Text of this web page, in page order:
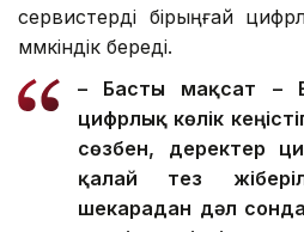
сервистерді бірыңғай
мүмкіндік береді.
– Басты мақсат –
цифрлық көлік
сөзбен, деректер
қалай тез
шекарадан дәл